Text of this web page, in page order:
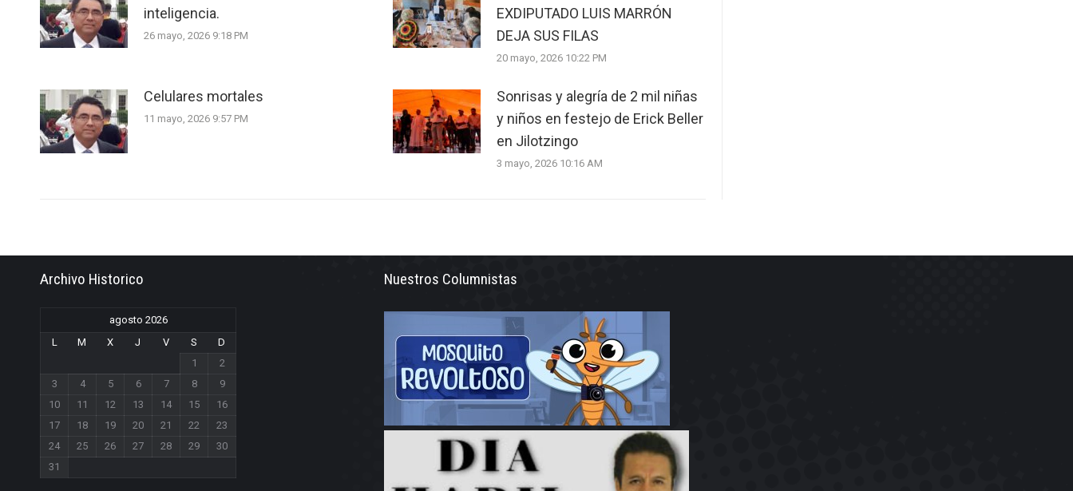
inteligencia.
26 mayo, 2026 9:18 PM
EXDIPUTADO LUIS MARRÓN
DEJA SUS FILAS
20 mayo, 2026 10:22 PM
Celulares mortales
11 mayo, 2026 9:57 PM
Sonrisas y alegría de 2 mil niñas
y niños en festejo de Erick Beller
en Jilotzingo
3 mayo, 2026 10:16 AM
Archivo Historico
agosto 2026
L
M X J V S
D
1
2
3
4 5 6 7 8
9
10
11 12 13 14 15
16
17
18 19 20 21 22
23
24
25 26 27 28 29
30
31
Nuestros Columnistas